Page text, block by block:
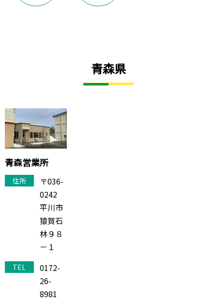
青森県
青森営業所
住所
〒036-
0242
平川市
猿賀石
林９８
－１
TEL
0172-
26-
8981